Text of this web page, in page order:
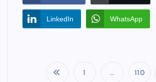
LinkedIn WhatsApp
1 … 110